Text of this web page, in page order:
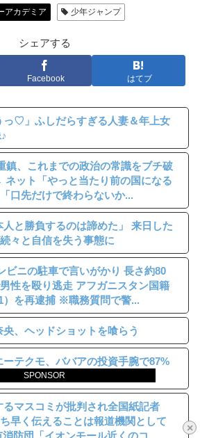
×
SPONSOR
アカデミア 少年ジャンプ
シェアする
Facebook はてブ
っ♡」ふしだらすぎる人妻＆年上女
鎮、これまでの政治の常識をブチ破
ット「やっと当たり前の国になる
口先だけで終わらないか...
と勝負するのは諦めた」 来日した
々と自信を失う事態に
ビニの駐車で言いがかり 長さ約80
性を殴り逃走 アフガニスタン国籍
）を再逮捕 ※職務質問で警...
央、ヘッドショットを喰らう
ーテクモ、ババアの投資手腕で87%
マスコミが批判され全国紙記者
ち早く伝えることは報道機関として